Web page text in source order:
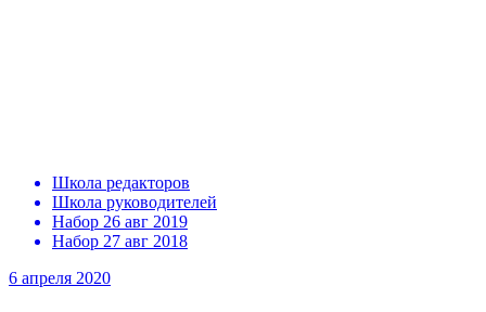
Школа редакторов
Школа руководителей
Набор 26 авг 2019
Набор 27 авг 2018
6 апреля 2020